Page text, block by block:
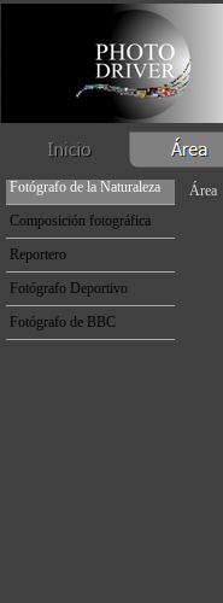
Fotógrafo de la Naturaleza
Composición fotográfica
Reportero
Fotógrafo Deportivo
Fotógrafo de BBC
Área